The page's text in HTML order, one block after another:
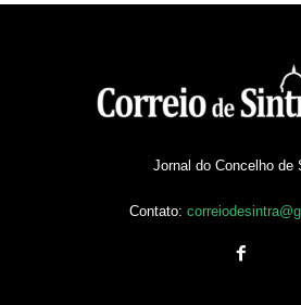
Jornal do Concelho de
Contato: